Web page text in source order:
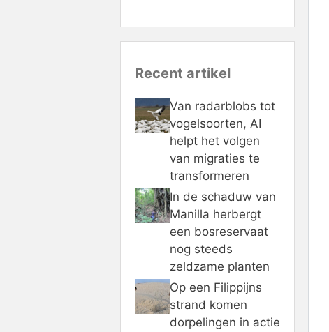
Recent artikel
Van radarblobs tot
vogelsoorten, AI
helpt het volgen
van migraties te
transformeren
In de schaduw van
Manilla herbergt
een bosreservaat
nog steeds
zeldzame planten
Op een Filippijns
strand komen
dorpelingen in actie